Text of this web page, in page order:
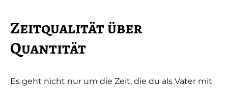
Zeitqualität über
Quantität
Es geht nicht nur um die Zeit, die du als Vater mit